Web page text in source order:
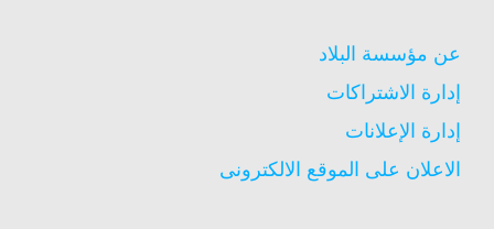
عن مؤسسة البلاد
إدارة الاشتراكات
إدارة الإعلانات
الاعلان على الموقع الالكترونى